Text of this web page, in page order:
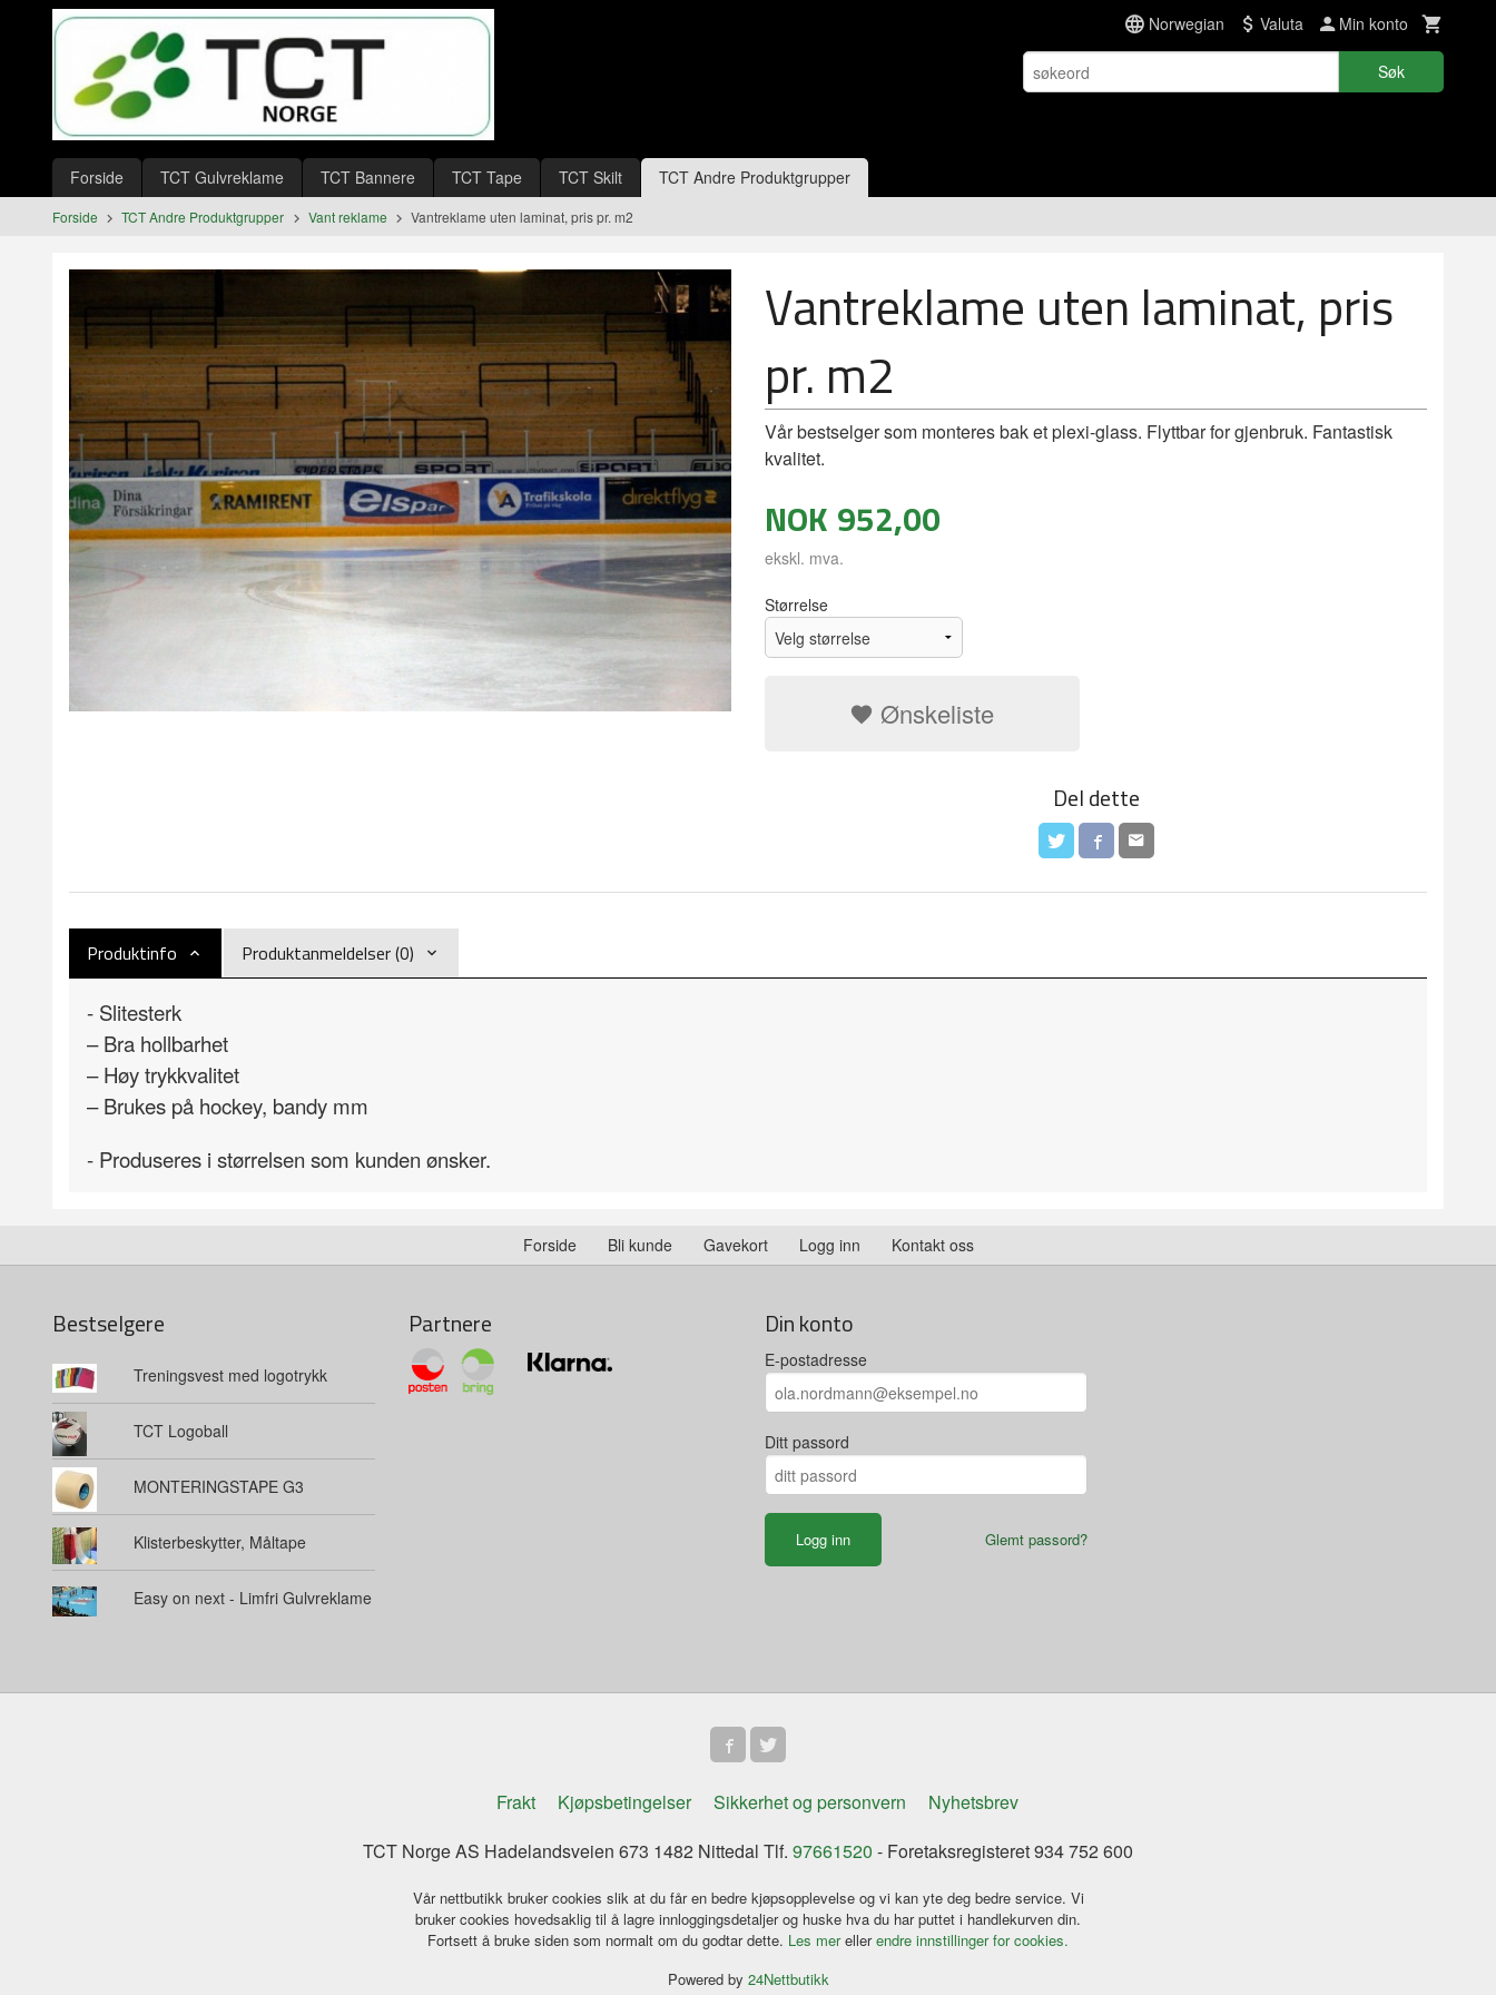
Norwegian Valuta Min konto
Søk
Produkter
Forside TCT Gulvreklame TCT Bannere TCT Tape TCT Skilt TCT Andre Produktgrupper
Forside TCT Andre Produktgrupper Vant reklame Vantreklame uten laminat, pris pr. m2
Vantreklame uten laminat, pris
pr. m2
Vår bestselger som monteres bak et plexi-glass. Flyttbar for gjenbruk. Fantastisk
kvalitet.
NOK 952,00
ekskl. mva.
Størrelse
Ønskeliste
Del dette
Produktinfo Produktanmeldelser (0)
- Slitesterk
– Bra hollbarhet
– Høy trykkvalitet
– Brukes på hockey, bandy mm
- Produseres i størrelsen som kunden ønsker.
Forside Bli kunde Gavekort Logg inn Kontakt oss
Bestselgere
Treningsvest med logotrykk
TCT Logoball
MONTERINGSTAPE G3
Klisterbeskytter, Måltape
Easy on next - Limfri Gulvreklame
Partnere Din konto
E-postadresse
Ditt passord
Glemt passord?
Frakt Kjøpsbetingelser Sikkerhet og personvern
Nyhetsbrev
TCT Norge AS Hadelandsveien 673 1482 Nittedal Tlf. 97661520 - Foretaksregisteret 934 752 600
Vår nettbutikk bruker cookies slik at du får en bedre kjøpsopplevelse og vi kan yte deg bedre service. Vi
bruker cookies hovedsaklig til å lagre innloggingsdetaljer og huske hva du har puttet i handlekurven din.
Fortsett å bruke siden som normalt om du godtar dette. Les merellerendre innstillinger for cookies.
Powered by 24Nettbutikk